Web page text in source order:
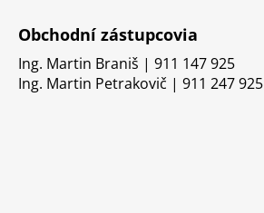
Obchodní zástupcovia
Ing. Martin Braniš | 911 147 925
Ing. Martin Petrakovič | 911 247 925